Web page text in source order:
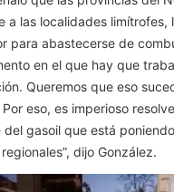
a las localidades limítrofes,
para abastecerse de
en el que hay que
Queremos que eso
eso, es imperioso
gasoil que está
dijo González.